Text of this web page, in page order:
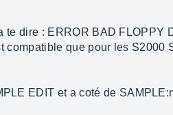
dire : ERROR BAD FLOPPY
que pour les S2000
EDIT et a coté de